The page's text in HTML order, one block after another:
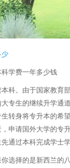
少
学费一年多少钱
。由于国家教育部
专生的继续升学通
转身将专升本的希
申请国外大学的专
通过本科完成学士学
择的是新西兰的